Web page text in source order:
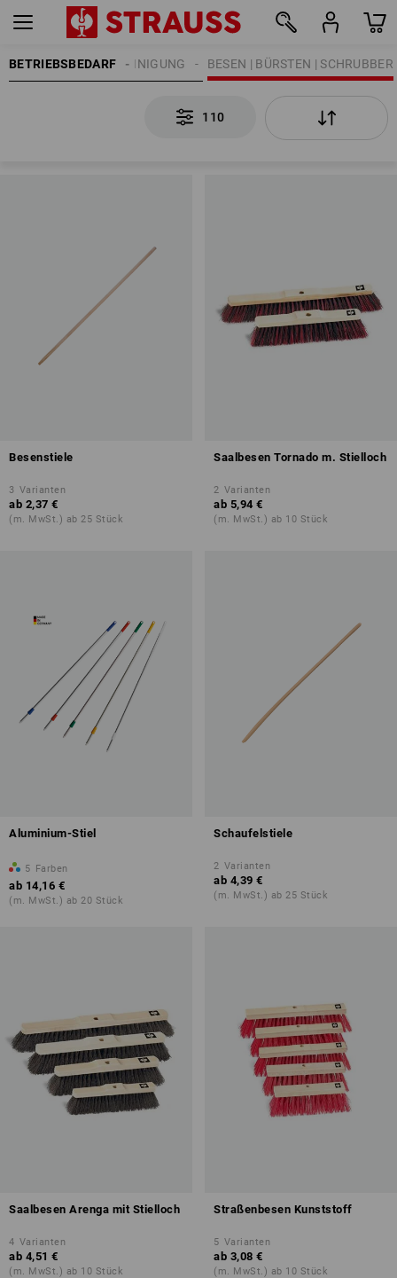
BETRIEBSBEDARF BESEN | BÜRSTEN | SCHRUBBER
REINIGUNG
110
Besenstiele
3 Varianten
ab 2,37 €
(m. MwSt.) ab 25 Stück
Saalbesen Tornado m. Stielloch
2 Varianten
ab 5,94 €
(m. MwSt.) ab 10 Stück
Aluminium-Stiel
5 Farben
ab 14,16 €
(m. MwSt.) ab 20 Stück
Schaufelstiele
2 Varianten
ab 4,39 €
(m. MwSt.) ab 25 Stück
Saalbesen Arenga mit Stielloch
4 Varianten
ab 4,51 €
(m. MwSt.) ab 10 Stück
Straßenbesen Kunststoff
5 Varianten
ab 3,08 €
(m. MwSt.) ab 10 Stück